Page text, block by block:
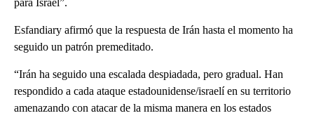
para Israel”.
Esfandiary afirmó que la respuesta de Irán hasta el momento ha
seguido un patrón premeditado.
“Irán ha seguido una escalada despiadada, pero gradual. Han
respondido a cada ataque estadounidense/israelí en su territorio
amenazando con atacar de la misma manera en los estados